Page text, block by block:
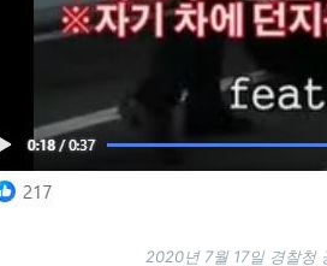
2020년 7월 17일 경찰청